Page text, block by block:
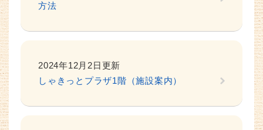
方法
2024年12月2日更新
しゃきっとプラザ1階（施設案内）